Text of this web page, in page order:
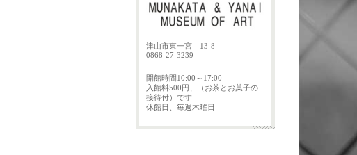
津山市東一宮 13-8
0868-27-3239
開館時間10:00～17:00
入館料500円、（お茶とお菓子の
接待付）です
休館日、毎週木曜日